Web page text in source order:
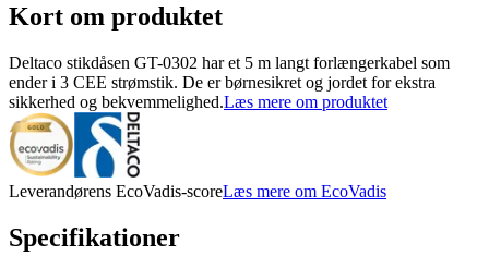
Kort om produktet
Deltaco stikdåsen GT-0302 har et 5 m langt forlængerkabel som
ender i 3 CEE strømstik. De er børnesikret og jordet for ekstra
sikkerhed og bekvemmelighed.Læs mere om produktet
Leverandørens EcoVadis-scoreLæs mere om EcoVadis
Specifikationer